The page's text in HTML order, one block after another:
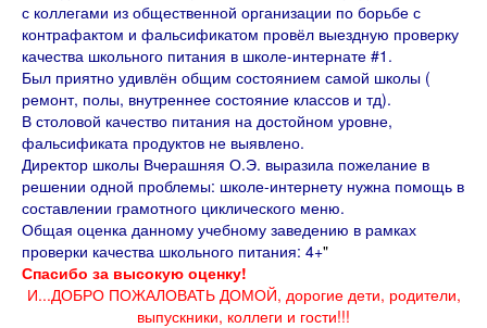
с коллегами из общественной организации по борьбе с
контрафактом и фальсификатом провёл выездную проверку
качества школьного питания в школе-интернате #1.
Был приятно удивлён общим состоянием самой школы (
ремонт, полы, внутреннее состояние классов и тд).
В столовой качество питания на достойном уровне,
фальсификата продуктов не выявлено.
Директор школы Вчерашняя О.Э. выразила пожелание в
решении одной проблемы: школе-интернету нужна помощь в
составлении грамотного циклического меню.
Общая оценка данному учебному заведению в рамках
проверки качества школьного питания: 4+"
Спасибо за высокую оценку!
И...ДОБРО ПОЖАЛОВАТЬ ДОМОЙ, дорогие дети, родители,
выпускники, коллеги и гости!!!